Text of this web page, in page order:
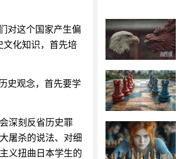
对这个国家产生偏
文化知识，首先培
史观念，首先要学
深刻反省历史罪
屠杀的说法、对细
义扭曲日本学生的